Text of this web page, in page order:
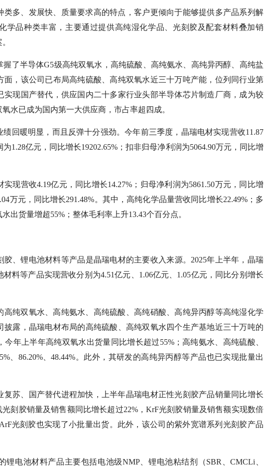
类多、发展快、质量要求高的特点，客户更倾向于能够提供多产品系列解
学品种类丰富，主要通过提供高纯湿化学品、光刻胶及配套材料叠加销
了半导体G5级高纯双氧水，高纯硫酸、高纯氨水、高纯异丙醇、高纯盐
面，该公司已布局高纯硫酸、高纯双氧水近三十万吨产能，位列同行业第
实现国产替代，供应国内二十多家行业头部半导体芯片制造厂商，成为较
水已成为国内第一大供应商，市占率超四成。
绩回暖明显，而且反弹十分强劲。今年前三季度，晶瑞电材实现营收11.87
1.28亿元，同比增长19202.65%；扣非归母净利润为5064.90万元，同比增
现营收4.19亿元，同比增长14.27%；归母净利润为5861.50万元，同比增
万元，同比增长291.48%。其中，高纯化学品量营收同比增长22.49%；多
出货量增超55%；整体毛利率上升13.43个百分点。
、锂电池材料等产品是晶瑞电材的主要收入来源。2025年上半年，晶瑞
料等产品实现营收分别为4.51亿元、1.06亿元、1.05亿元，同比分别增长
高纯双氧水、高纯氨水、高纯硫酸、高纯硝酸、高纯异丙醇等高纯湿化学
露，晶瑞电材布局的高纯硫酸、高纯双氧水四个生产基地近三十万吨的
年上半年高纯双氧水出货量同比增长超过55%；高纯氨水、高纯硫酸、
、86.20%、48.44%。此外，其研发的高纯异丙醇等产品也已实现批量出
复苏、国产替代进程加快，上半年晶瑞电材正性光刻胶产品销量同比增长
刻胶销量及销售额同比增长超过22%，KrF光刻胶销量及销售额实现数倍
光刻胶也实现了小批量出货。此外，该公司的紫外宽谱系列光刻胶产品
锂电池材料产品主要包括电池级NMP、锂电池粘结剂（SBR、CMCLi、